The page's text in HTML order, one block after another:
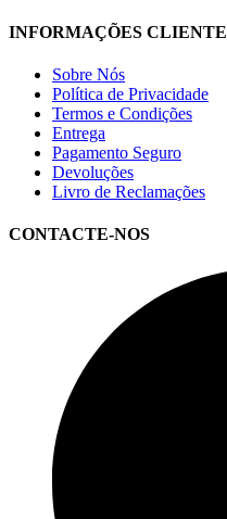
INFORMAÇÕES CLIENTE
Sobre Nós
Política de Privacidade
Termos e Condições
Entrega
Pagamento Seguro
Devoluções
Livro de Reclamações
CONTACTE-NOS